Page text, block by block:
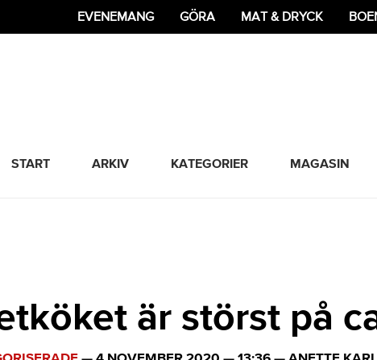
EVENEMANG GÖRA MAT & DRYCK
START ARKIV KATEGORIER MAGASIN
är störst på